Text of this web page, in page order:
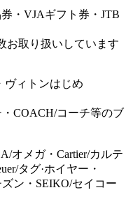
・VJAギフト券・JTB
お取り扱いしています
ヴィトンはじめ
COACH/コーチ等のブ
オメガ・Cartier/カルテ
タグ·ホイヤー・
ン・SEIKO/セイコー